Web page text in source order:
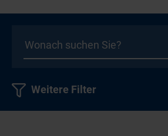
Weitere Filter